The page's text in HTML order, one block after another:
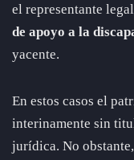
el representante
de apoyo a la
yacente.
En estos casos el
interinamente sin
jurídica. No